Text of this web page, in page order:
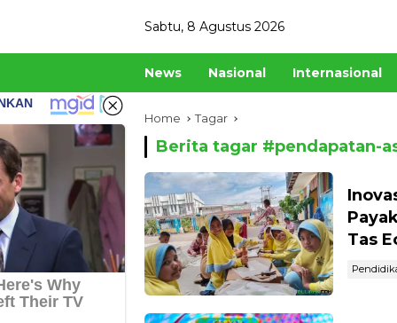
Sabtu, 8 Agustus 2026
News Nasional Internasional
Home Tagar
Berita tagar #pendapatan-
Tas